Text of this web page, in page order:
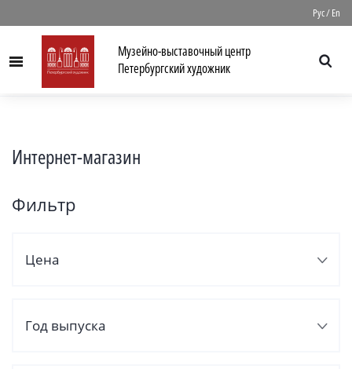
Рус/En
Menu
Музейно-выставочный центр
Петербургский художник
Интернет-магазин
Фильтр
Цена
Год выпуска